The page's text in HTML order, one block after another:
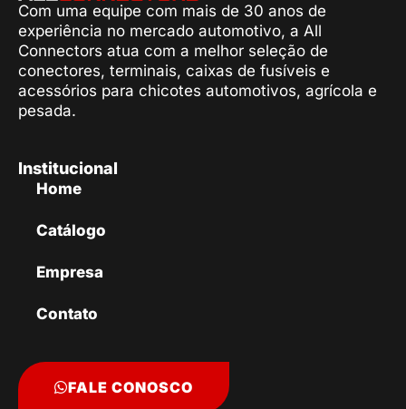
Com uma equipe com mais de 30 anos de
experiência no mercado automotivo, a All
Connectors atua com a melhor seleção de
conectores, terminais, caixas de fusíveis e
acessórios para chicotes automotivos, agrícola e
pesada.
Institucional
Home
Catálogo
Empresa
Contato
FALE CONOSCO